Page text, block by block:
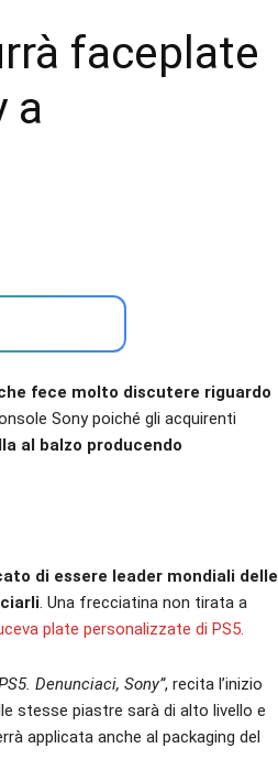
faceplate
a
fece molto discutere riguardo
Sony poiché gli acquirenti
al balzo producendo
di essere leader mondiali delle
. Una frecciatina non tirata a
plate personalizzate di PS5.
Denunciaci, Sony”, recita l’inizio
stesse piastre sarà di alto livello e
applicata anche al packaging del